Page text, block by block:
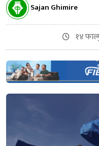
Sajan Ghimire
१४